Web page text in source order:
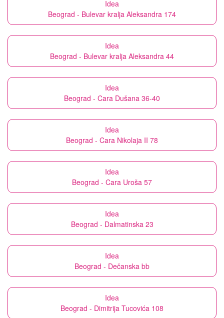
Idea
Beograd - Bulevar kralja Aleksandra 174
Idea
Beograd - Bulevar kralja Aleksandra 44
Idea
Beograd - Cara Dušana 36-40
Idea
Beograd - Cara Nikolaja II 78
Idea
Beograd - Cara Uroša 57
Idea
Beograd - Dalmatinska 23
Idea
Beograd - Dečanska bb
Idea
Beograd - Dimitrija Tucovića 108